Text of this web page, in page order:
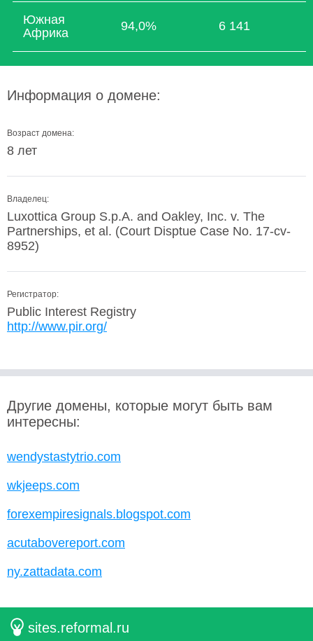
Южная
Африка
94,0% 6 141
Информация о домене:
Возраст домена:
8 лет
Владелец:
Luxottica Group S.p.A. and Oakley, Inc. v. The
Partnerships, et al. (Court Disptue Case No. 17-cv-
8952)
Регистратор:
Public Interest Registry
http://www.pir.org/
Другие домены, которые могут быть вам
интересны:
wendystastytrio.com
wkjeeps.com
forexempiresignals.blogspot.com
acutabovereport.com
ny.zattadata.com
sites.reformal.ru